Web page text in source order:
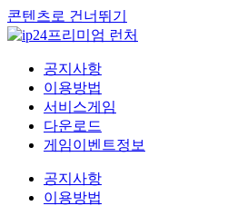
콘텐츠로 건너뛰기
공지사항
이용방법
서비스게임
다운로드
게임이벤트정보
공지사항
이용방법